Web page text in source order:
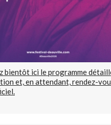
bientôt ici le programme
et, en attendant, rendez-